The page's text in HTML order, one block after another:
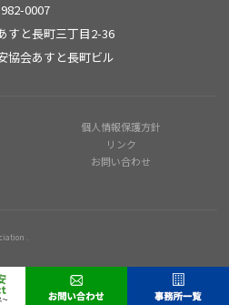
0007
すと長町三丁目2-36
協会あすと長町ビル
個人情報保護方針
リンク
お問い合わせ
.